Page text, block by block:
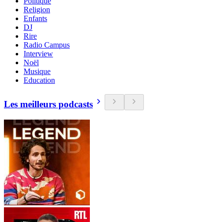
Religion
Enfants
DJ
Rire
Radio Campus
Interview
Noël
Musique
Education
Les meilleurs podcasts